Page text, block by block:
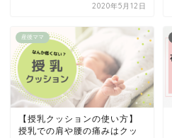
2020年5月12日
産後ママ
【授乳クッションの使い方】
授乳での肩や腰の痛みはクッ